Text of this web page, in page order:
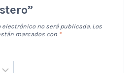
electrónico no será publicada. Los
marcados con *